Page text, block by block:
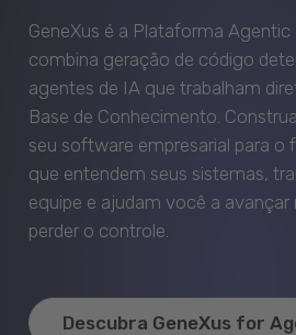
GeneXus é a Plataforma
combina geração de código
agentes de IA que trabalham
Base de Conhecimento.
seu software empresarial para
que entendem seus sistemas,
equipe e ajudam você a avançar
perder o controle.
Descubra GeneXus for